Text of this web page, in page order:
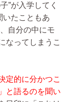
”が入学してく
いたこともあ
自分の中にモ
なってしまうこ
定的に分かつこ
と語るのを聞い